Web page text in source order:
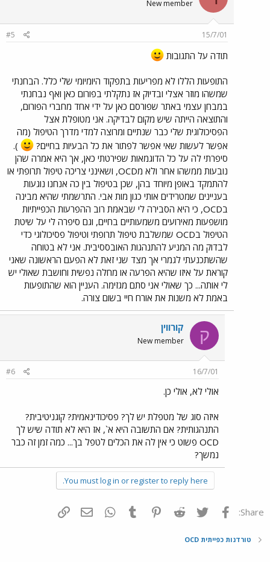
New member
15/7/01
#5
תודה על התגובות
התופעות הללו לא מפריעות בתפקוד היומיומי שלי כלל. הבחנתי
שמשהו מוזר אצלי ובדיוק אז נתקלתי בפורום כאן ואף נבחנתי
במבחן עצמי באתר שפורסם כאן על ידי אחד מחברי הפורום,
והתוצאה הייתה שיש מקום לבדיקה. אני מטופלת אצל
הפסיכולוגית שלי כבר שנתיים ומרוצה למדי מדרך הטיפול (מה
אפשר לעשות שאי אפשר לפתור את כל הבעיות בחיים?
).
סיפרתי לה על כל הדוגמאות שפירטתי כאן, אך היא אמרה שהן
נובעות ממשהו אחר ולא מOCD, ושאינני צריכה טיפול תרופתי או
להתמקד באופן מיוחד בהן, שכן בטיפול בין כה אנחנו נוגעות
בעניינים שמטרידים אותי כגון מות אבי. התרשמתי שהיא מבינה
בOCD, כי היא הסבירה לי שבאמת רוב ההפרעות הכפייתיות
מושפעות מאירועים משמעותיים בחיים, וגם סיפרה לי על שיטת
הטיפול בOCD שמשלבת טיפול תרופתי וטיפול פסיכולוגי כדי
לבדוק מה המניע להתנהגות האובססיבית. אני לא בטוחה
שהשתכנעתי לגמרי אך מצד שני זאת לא הפעם הראשונה שאני
קוראת על איזו שהיא הפרעה או מחלה נפשית וחושבת שאולי יש
לי אותה... כך שאולי אני סתם מגזימה. העניין הוא שהתופעות
באמת לא משנות את אורח חיי בשום צורה.
ק קורווין
New member
16/7/01
#6
אולי לא, אולי כן.
איזה סוג של מטפלת יש לך? פסיכודינאמית? קוגניטיבית?
התנהגותית? אם התשובה היא א`, אז היא לא תודה שיש לך
OCD פשוט כי אין לה את הכלים לטפל בך... כמה זמן זה כבר
נמשך?
You must log in or register to reply here.
Share: פייסבוק Twitter
Reddit
Pinterest
Tumblr
WhatsAppדואר אלקטרוני
טורדנות כפייתית OCD